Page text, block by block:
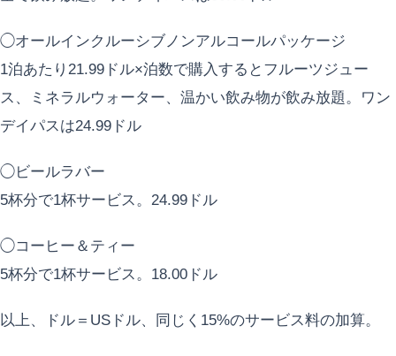
◯オールインクルーシブノンアルコールパッケージ
1泊あたり21.99ドル×泊数で購入するとフルーツジュー
ス、ミネラルウォーター、温かい飲み物が飲み放題。ワン
デイパスは24.99ドル
◯ビールラバー
5杯分で1杯サービス。24.99ドル
◯コーヒー＆ティー
5杯分で1杯サービス。18.00ドル
以上、ドル＝USドル、同じく15%のサービス料の加算。